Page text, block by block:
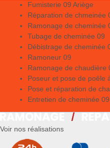
Fumisterie 09 Ariège
Réparation de chmeinée
Ramonage de cheminée
Tubage de cheminée 09
Débistrage de cheminée
Ramoneur 09
Ramonage de chaudière
Poseur et pose de poêle
Pose et réparation de
Entretien de cheminée 09
Voir nos réalisations